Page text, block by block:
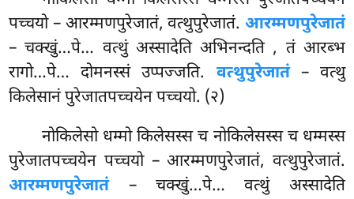
पच्चयो – आरम्मणपुरेजातं, वत्थुपुरेजातं. आरम्मणपुरेजातं
– चक्खुं…पे… वत्थुं अस्सादेति अभिनन्दति , तं आरब्भ
रागो…पे… दोमनस्सं उप्पज्जति. वत्थुपुरेजातं– वत्थु
किलेसानं पुरेजातपच्चयेन पच्चयो. (२)
नोकिलेसो धम्मो किलेसस्स च नोकिलेसस्स च धम्मस्स
पुरेजातपच्चयेन पच्चयो – आरम्मणपुरेजातं, वत्थुपुरेजातं.
आरम्मणपुरेजातं– चक्खुं…पे… वत्थुं अस्सादेति